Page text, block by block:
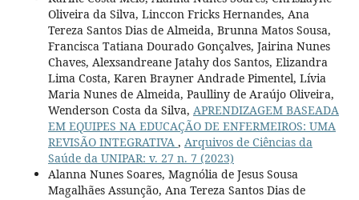
Oliveira da Silva, Linccon Fricks Hernandes, Ana
Tereza Santos Dias de Almeida, Brunna Matos Sousa,
Francisca Tatiana Dourado Gonçalves, Jairina Nunes
Chaves, Alexsandreane Jatahy dos Santos, Elizandra
Lima Costa, Karen Brayner Andrade Pimentel, Lívia
Maria Nunes de Almeida, Paulliny de Araújo Oliveira,
Wenderson Costa da Silva, APRENDIZAGEM BASEADA
EM EQUIPES NA EDUCAÇÃO DE ENFERMEIROS: UMA
REVISÃO INTEGRATIVA , Arquivos de Ciências da
Saúde da UNIPAR: v. 27 n. 7 (2023)
Alanna Nunes Soares, Magnólia de Jesus Sousa
Magalhães Assunção, Ana Tereza Santos Dias de